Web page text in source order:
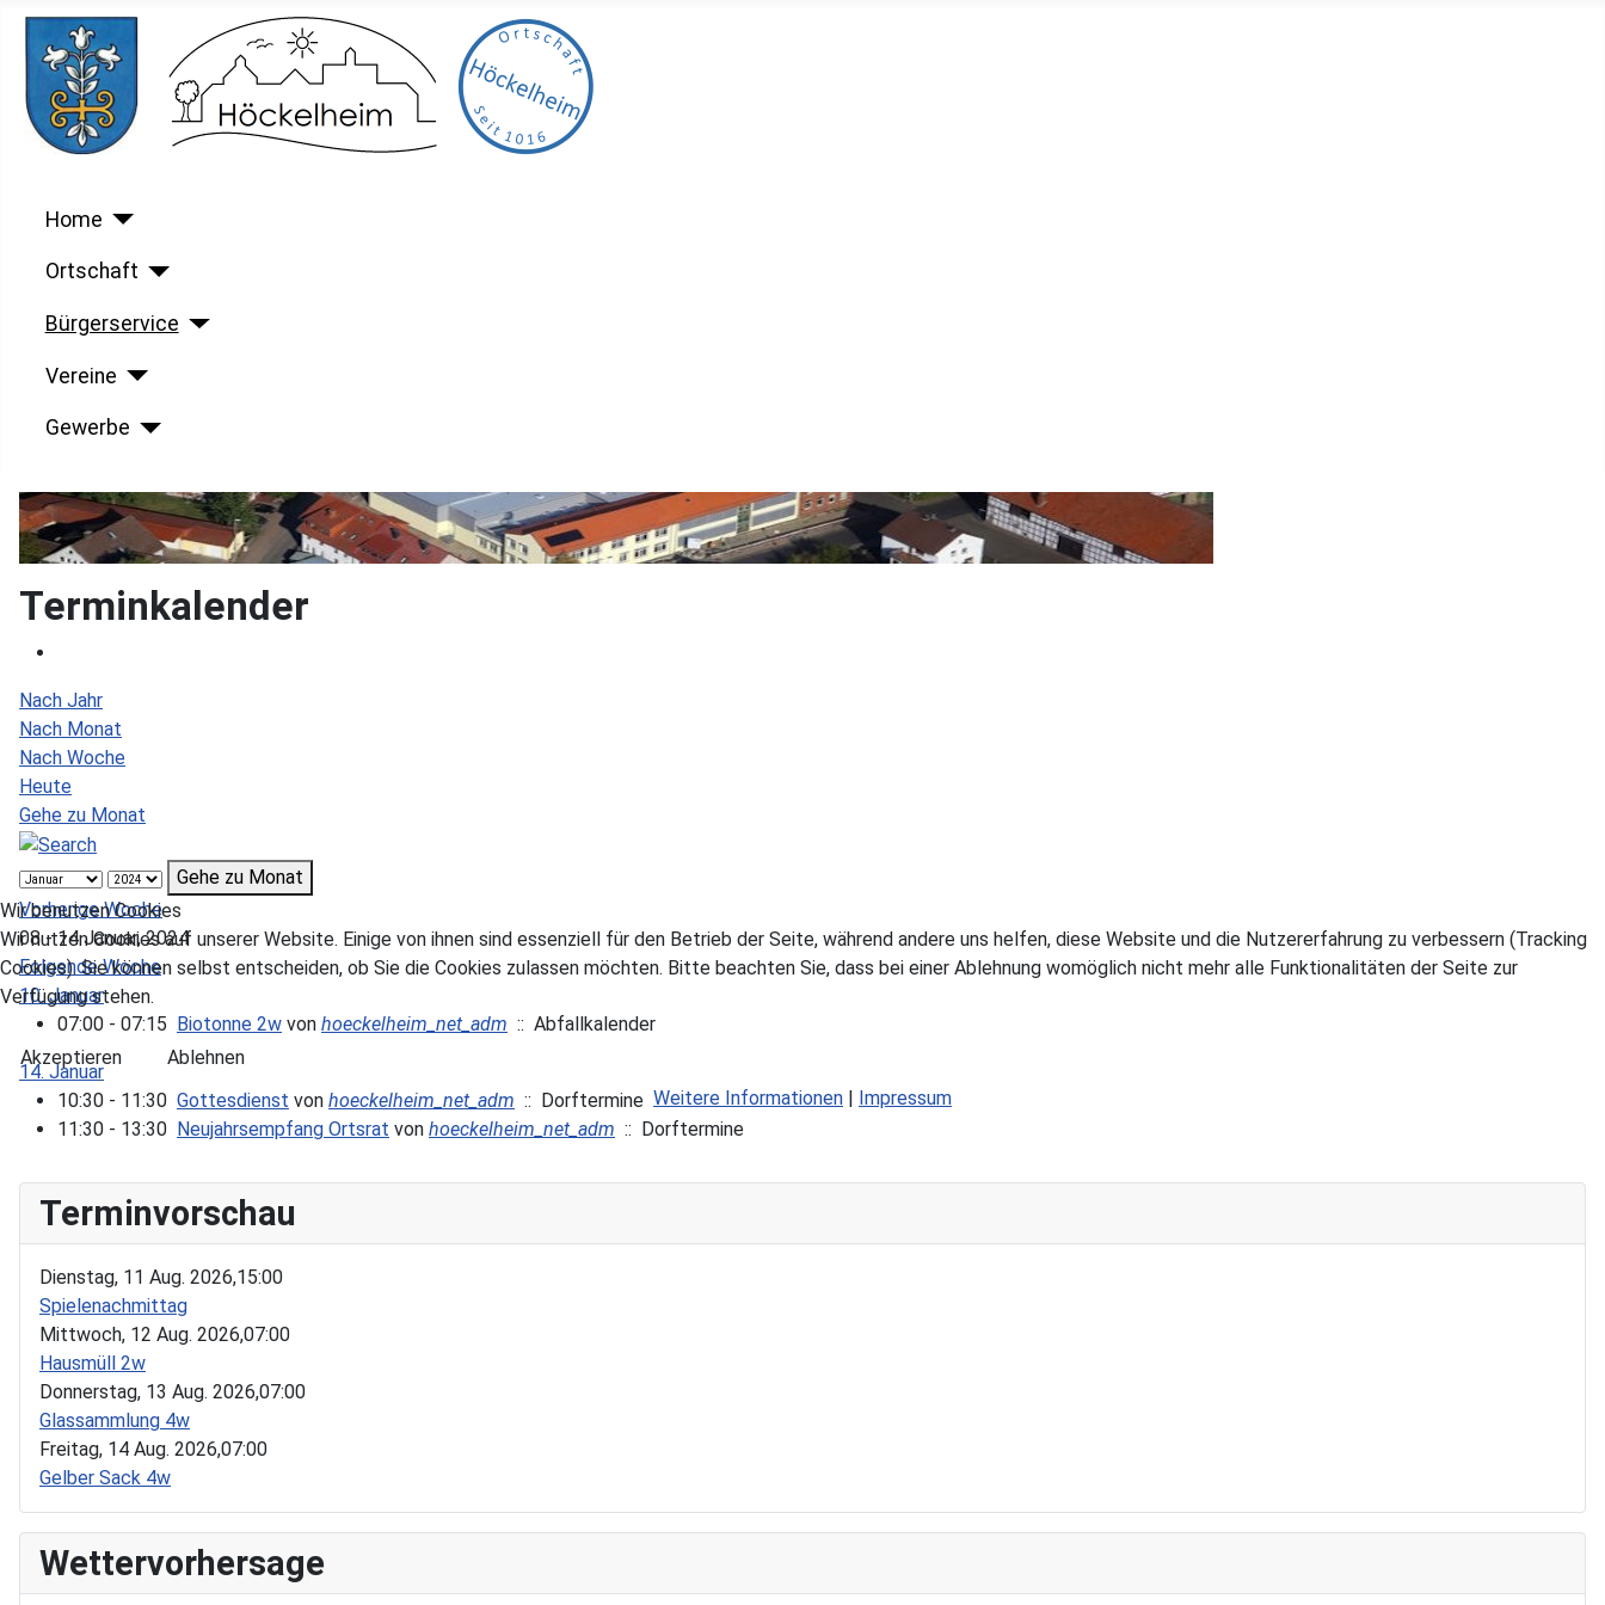
Home
Ortschaft
Bürgerservice
Vereine
Gewerbe
Terminkalender
Nach Jahr
Nach Monat
Nach Woche
Heute
Gehe zu Monat
Gehe zu Monat
Vorherige Woche
08 - 14 Januar, 2024
Folgende Woche
10. Januar
07:00 - 07:15 Biotonne 2w von hoeckelheim_net_adm :: Abfallkalender
14. Januar
10:30 - 11:30 Gottesdienst von hoeckelheim_net_adm :: Dorftermine
11:30 - 13:30 Neujahrsempfang Ortsrat von hoeckelheim_net_adm :: Dorftermine
Terminvorschau
Dienstag, 11 Aug. 2026,15:00
Spielenachmittag
Mittwoch, 12 Aug. 2026,07:00
Hausmüll 2w
Donnerstag, 13 Aug. 2026,07:00
Glassammlung 4w
Freitag, 14 Aug. 2026,07:00
Gelber Sack 4w
Wettervorhersage
Wir benutzen Cookies
Wir nutzen Cookies auf unserer Website. Einige von ihnen sind essenziell für den Betrieb der Seite, während andere uns helfen, diese Website und die Nutzererfahrung zu verbessern (Tracking
Cookies). Sie können selbst entscheiden, ob Sie die Cookies zulassen möchten. Bitte beachten Sie, dass bei einer Ablehnung womöglich nicht mehr alle Funktionalitäten der Seite zur
Verfügung stehen.
Akzeptieren
Ablehnen
Weitere Informationen | Impressum